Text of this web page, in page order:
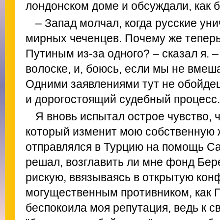
лондонском доме и обсуждали, как
– Запад молчал, когда русские
мирных чеченцев. Почему же
Путиным из-за одного? – сказал я.
волоске, и, боюсь, если мы не
Одними заявлениями тут не
и дорогостоящий судебный процесс.
Я вновь испытал острое чувство,
который изменит мою собственную
отправлялся в Турцию на помощь
решал, возглавить ли мне фонд
рискую, ввязываясь в открытую
могущественным противником, как
беспокоила моя репутация, ведь к